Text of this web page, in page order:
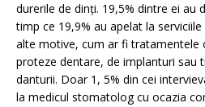
durerile de dinți. 19,5% dintre ei au
timp ce 19,9% au apelat la
alte motive, cum ar fi tratamentele
proteze dentare, de implanturi sau
danturii. Doar 1, 5% din cei
la medicul stomatolog cu ocazia